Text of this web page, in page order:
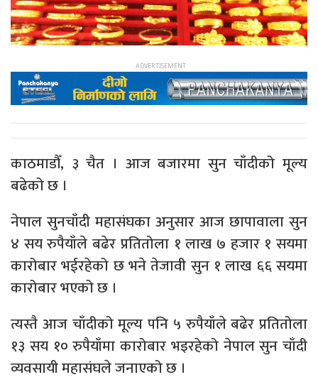
काठमाडौँ, ३ चैत । आज बजारमा सुन चाँदीको मूल्य
बढेको छ ।
नेपाल सुनचाँदी महासंघका अनुसार आज छापावाला सुन
४ सय रुपैयाँले बढेर प्रतितोला १ लाख ७ हजार १ सयमा
कारोबार भईरहेको छ भने तेजावी सुन १ लाख ६६ सयमा
कारोबार भएको छ ।
त्यस्तै आज चाँदीको मूल्य पनि ५ रुपैयाँले बढेर प्रतितोला
१३ सय १० रुपैयाँमा कारोबार भइरहेको नेपाल सुन चाँदी
व्यवसायी महासंघले जनाएको छ ।